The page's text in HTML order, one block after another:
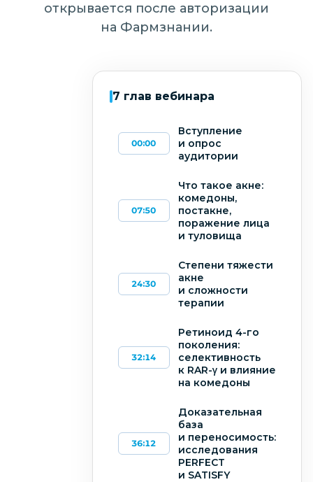
открывается после авторизации
на Фармзнании.
7 глав вебинара
00:00
Вступление
и опрос
аудитории
07:50
Что такое акне:
комедоны,
постакне,
поражение лица
и туловища
24:30
Степени тяжести
акне
и сложности
терапии
32:14
Ретиноид 4-го
поколения:
селективность
к RAR-γ и влияние
на комедоны
36:12
Доказательная
база
и переносимость:
исследования
PERFECT
и SATISFY